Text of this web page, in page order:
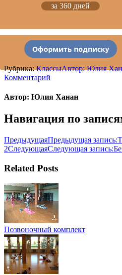
за 360 дней
Оформить подписку
Рубрика:КлассыАвтор:Юлия
Комментарий
Автор: Юлия Ханан
Навигация по
ПредыдущаяПредыдущая запись:
2СледующаяСледующая запись:
Related Posts
Позвоночный комплект